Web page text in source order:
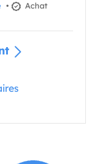
•
Achat